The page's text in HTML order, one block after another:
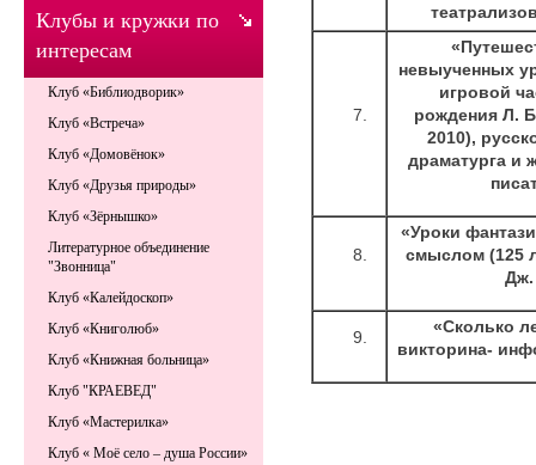
невыученных
игровой
рождения Л.
2010),
драматурга и
«Уроки
смыслом (125
Дж.
«Сколько
викторина-
Клубы и кружки по
интересам
Клуб «Библиодворик»
Клуб «Встреча»
Клуб «Домовёнок»
Клуб «Друзья природы»
Клуб «Зёрнышко»
Литературное объединение
"Звонница"
Клуб «Калейдоскоп»
Клуб «Книголюб»
Клуб «Книжная больница»
Клуб "КРАЕВЕД"
Клуб «Мастерилка»
Клуб « Моё село – душа России»